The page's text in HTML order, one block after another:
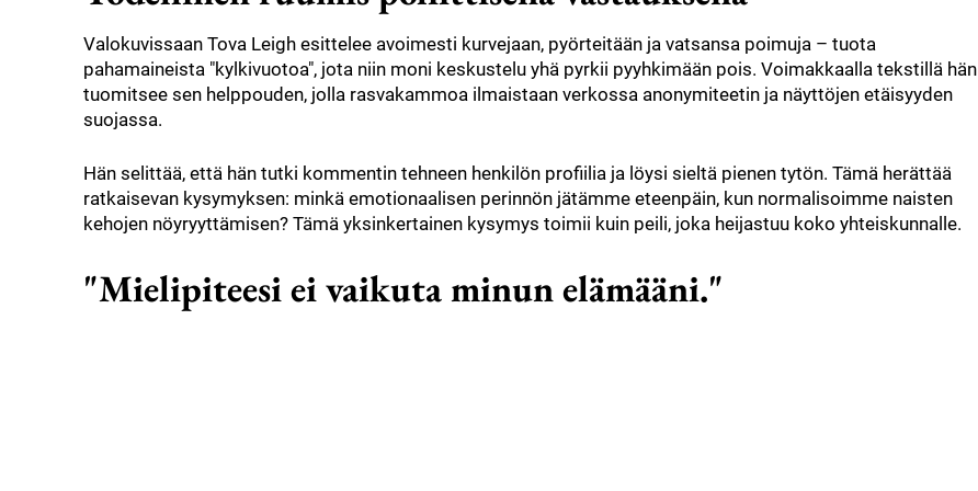
Valokuvissaan Tova Leigh esittelee avoimesti kurvejaan, pyörteitään ja vatsansa poimuja – tuota
pahamaineista "kylkivuotoa", jota niin moni keskustelu yhä pyrkii pyyhkimään pois. Voimakkaalla tekstillä hän
tuomitsee sen helppouden, jolla rasvakammoa ilmaistaan verkossa anonymiteetin ja näyttöjen etäisyyden
suojassa.
Hän selittää, että hän tutki kommentin tehneen henkilön profiilia ja löysi sieltä pienen tytön. Tämä herättää
ratkaisevan kysymyksen: minkä emotionaalisen perinnön jätämme eteenpäin, kun normalisoimme naisten
kehojen nöyryyttämisen? Tämä yksinkertainen kysymys toimii kuin peili, joka heijastuu koko yhteiskunnalle.
"Mielipiteesi ei vaikuta minun elämääni."